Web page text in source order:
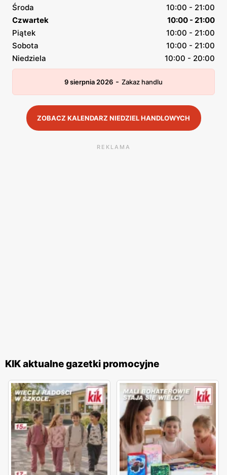
Środa
10:00 - 21:00
Czwartek
10:00 - 21:00
Piątek
10:00 - 21:00
Sobota
10:00 - 21:00
Niedziela
10:00 - 20:00
9 sierpnia 2026 - Zakaz handlu
ZOBACZ KALENDARZ NIEDZIEL HANDLOWYCH
REKLAMA
KIK aktualne gazetki promocyjne